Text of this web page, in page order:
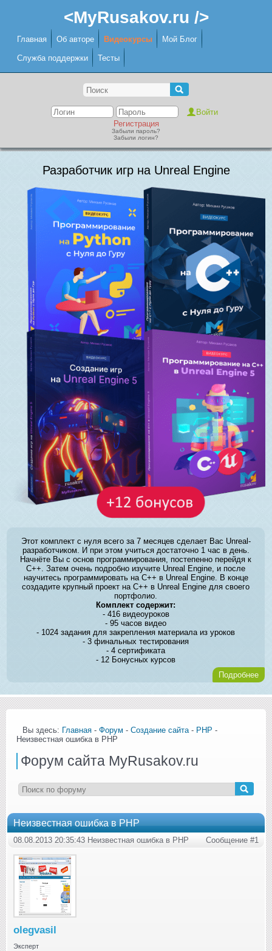
<MyRusakov.ru />
Главная Об авторе Видеокурсы Мой Блог
Служба поддержки Тесты
Регистрация
Забыли пароль?
Забыли логин?
Разработчик игр на Unreal Engine
Этот комплект с нуля всего за 7 месяцев сделает Вас Unreal-
разработчиком. И при этом учиться достаточно 1 час в день.
Начнёте Вы с основ программирования, постепенно перейдя к
C++. Затем очень подробно изучите Unreal Engine, и после
научитесь программировать на C++ в Unreal Engine. В конце
создадите крупный проект на C++ в Unreal Engine для своего
портфолио.
Комплект содержит:
- 416 видеоуроков
- 95 часов видео
- 1024 задания для закрепления материала из уроков
- 3 финальных тестирования
- 4 сертификата
- 12 Бонусных курсов
Подробнее
Вы здесь: Главная - Форум - Создание сайта - PHP -
Неизвестная ошибка в PHP
Форум сайта MyRusakov.ru
Неизвестная ошибка в PHP
08.08.2013 20:35:43 Неизвестная ошибка в PHP Сообщение #1
olegvasil
Эксперт